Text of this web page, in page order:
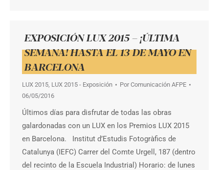
EXPOSICIÓN LUX 2015 – ¡ÚLTIMA
SEMANA! HASTA EL 13 DE MAYO EN
BARCELONA
LUX 2015, LUX 2015 - Exposición PorComunicación AFPE
06/05/2016
Últimos días para disfrutar de todas las obras
galardonadas con un LUX en los Premios LUX 2015
en Barcelona. Institut d’Estudis Fotogràfics de
Catalunya (IEFC) Carrer del Comte Urgell, 187 (dentro
del recinto de la Escuela Industrial) Horario: de lunes